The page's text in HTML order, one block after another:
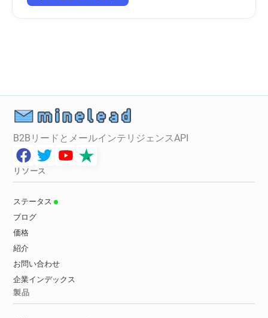
B2BリードとメールインテリジェンスAPI
リソース
ステータス
ブログ
価格
紹介
お問い合わせ
企業インデックス
製品